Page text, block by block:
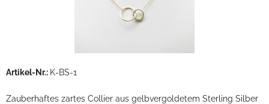
Artikel-Nr.: K-BS-1
Zauberhaftes zartes Collier aus gelbvergoldetem Sterling Silber